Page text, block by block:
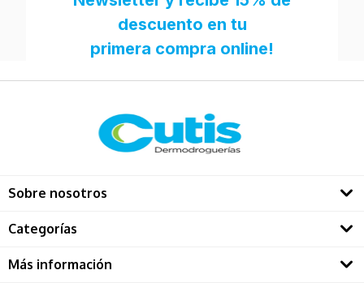
Sobre nosotros
Quienes somos
Categorías
Rostro
Más información